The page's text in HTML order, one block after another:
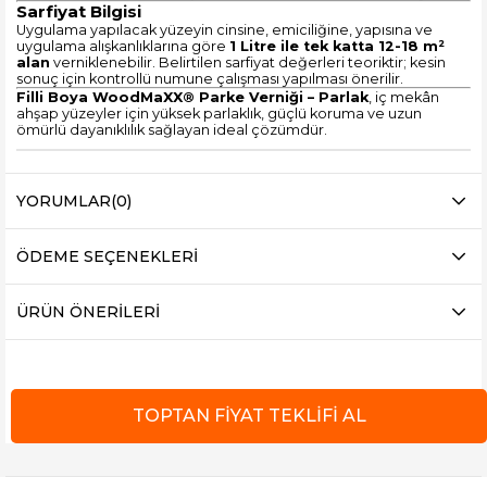
Sarfiyat Bilgisi
Uygulama yapılacak yüzeyin cinsine, emiciliğine, yapısına ve
uygulama alışkanlıklarına göre 1 Litre ile tek katta 12-18 m²
alan verniklenebilir. Belirtilen sarfiyat değerleri teoriktir; kesin
sonuç için kontrollü numune çalışması yapılması önerilir.
Filli Boya WoodMaXX® Parke Verniği – Parlak , iç mekân
ahşap yüzeyler için yüksek parlaklık, güçlü koruma ve uzun
ömürlü dayanıklılık sağlayan ideal çözümdür.
YORUMLAR(0)
ÖDEME SEÇENEKLERI
ÜRÜN ÖNERILERI